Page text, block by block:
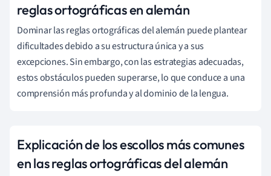
reglas ortográficas en alemán
Dominar las reglas ortográficas del alemán puede plantear
dificultades debido a su estructura única y a sus
excepciones. Sin embargo, con las estrategias adecuadas,
estos obstáculos pueden superarse, lo que conduce a una
comprensión más profunda y al dominio de la lengua.
Explicación de los escollos más comunes
en las reglas ortográficas del alemán